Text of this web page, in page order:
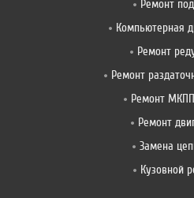
Ремонт
Компьютерная
Ремонт
Ремонт
Ремонт
Ремонт
Замена
Кузовной